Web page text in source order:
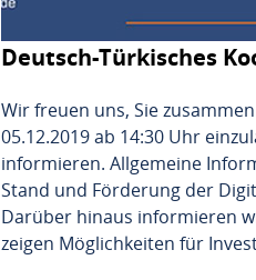
Deutsch-Türkisches
Wir freuen uns, Sie
05.12.2019 ab 14:30 Uhr
informieren. Allgemeine
Stand und Förderung der
Darüber hinaus informieren
zeigen Möglichkeiten für